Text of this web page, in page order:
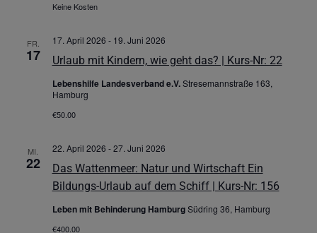
Keine Kosten
FR.
17 Urlaub mit Kindern, wie geht das? | Kurs-Nr: 22
17. April 2026 - 19. Juni 2026
Lebenshilfe Landesverband e.V.Stresemannstraße 163,
Hamburg
€50.00
MI.
22
Das Wattenmeer: Natur und Wirtschaft Ein
Bildungs-Urlaub auf dem Schiff | Kurs-Nr: 156
22. April 2026 -27. Juni 2026
Leben mit Behinderung HamburgSüdring 36, Hamburg
€400.00